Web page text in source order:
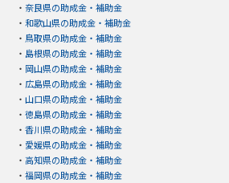
・ 奈良県の助成金・補助金
・ 和歌山県の助成金・補助金
・ 鳥取県の助成金・補助金
・ 島根県の助成金・補助金
・ 岡山県の助成金・補助金
・ 広島県の助成金・補助金
・ 山口県の助成金・補助金
・ 徳島県の助成金・補助金
・ 香川県の助成金・補助金
・ 愛媛県の助成金・補助金
・ 高知県の助成金・補助金
・ 福岡県の助成金・補助金